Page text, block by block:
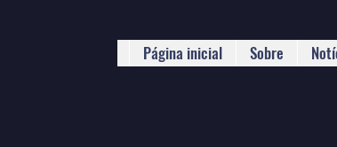
Página inicial Sobre